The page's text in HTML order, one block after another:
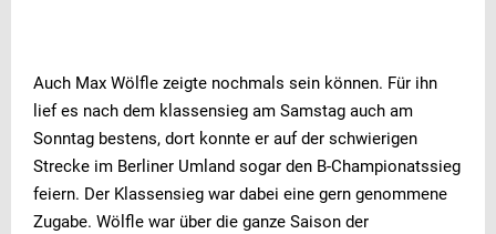
Auch Max Wölfle zeigte nochmals sein können. Für ihn
lief es nach dem klassensieg am Samstag auch am
Sonntag bestens, dort konnte er auf der schwierigen
Strecke im Berliner Umland sogar den B-Championatssieg
feiern. Der Klassensieg war dabei eine gern genommene
Zugabe. Wölfle war über die ganze Saison der
Werbung
Werbung